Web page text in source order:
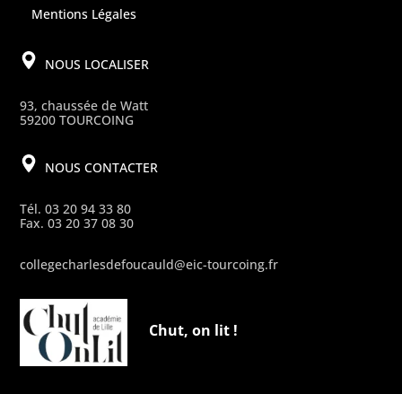
Mentions Légales
NOUS LOCALISER
93, chaussée de Watt
59200 TOURCOING
NOUS CONTACTER
Tél. 03 20 94 33 80
Fax. 03 20 37 08 30
collegecharlesdefoucauld@eic-tourcoing.fr
Chut, on lit !